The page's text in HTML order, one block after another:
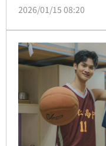
悠閒的氛圍，可惜行
吃冰淇淋，讓全場
2026/01/15 08:20